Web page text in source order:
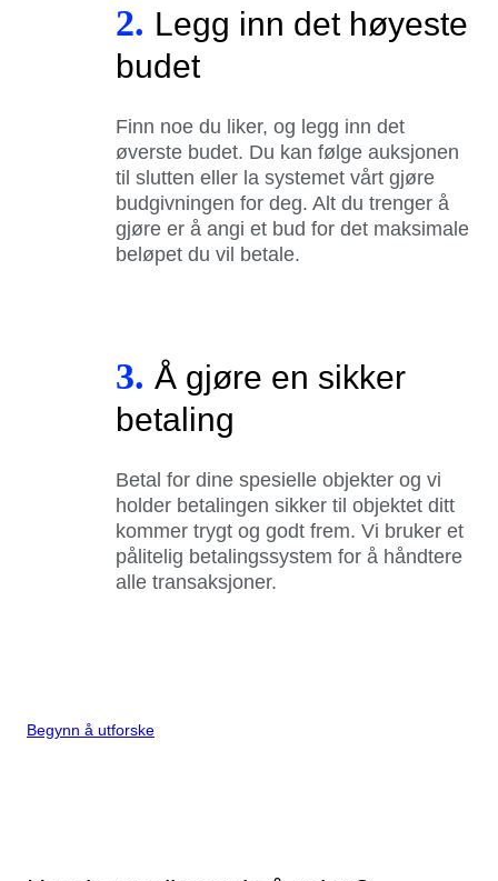
2. Legg inn det høyeste
budet
Finn noe du liker, og legg inn det
øverste budet. Du kan følge auksjonen
til slutten eller la systemet vårt gjøre
budgivningen for deg. Alt du trenger å
gjøre er å angi et bud for det maksimale
beløpet du vil betale.
3. Å gjøre en sikker
betaling
Betal for dine spesielle objekter og vi
holder betalingen sikker til objektet ditt
kommer trygt og godt frem. Vi bruker et
pålitelig betalingssystem for å håndtere
alle transaksjoner.
Begynn å utforske